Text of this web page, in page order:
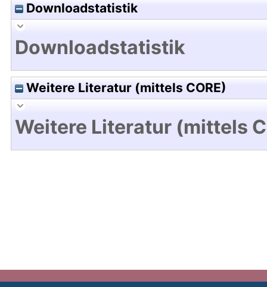
Downloadstatistik
Downloadstatistik
Weitere Literatur (mittels CORE)
Weitere Literatur (mittels